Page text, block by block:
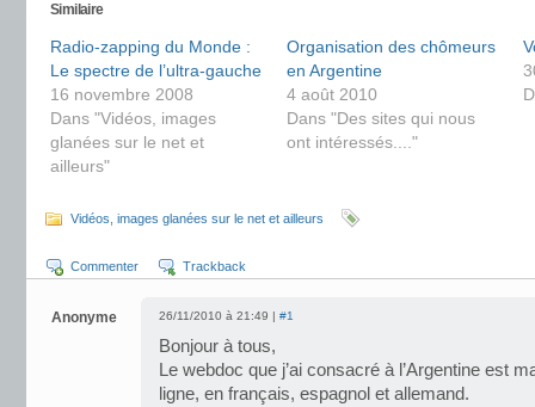
Similaire
Radio-zapping du Monde :
Le spectre de l’ultra-gauche
16 novembre 2008
Dans "Vidéos, images
glanées sur le net et
ailleurs"
Organisation des chômeurs
en Argentine
4 août 2010
Dans "Des sites qui nous
ont intéressés...."
Vidéos, images glanées sur le net et ailleurs
Commenter Trackback
Anonyme 26/11/2010 à 21:49 | #1
Bonjour à tous,
Le webdoc que j’ai consacré à l’Argentine est
ligne, en français, espagnol et allemand.